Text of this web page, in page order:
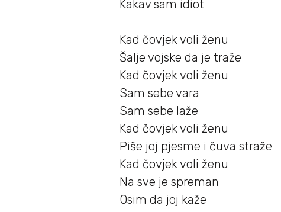
Kakav sam idiot
Kad čovjek voli ženu
Šalje vojske da je traže
Kad čovjek voli ženu
Sam sebe vara
Sam sebe laže
Kad čovjek voli ženu
Piše joj pjesme i čuva straže
Kad čovjek voli ženu
Na sve je spreman
Osim da joj kaže